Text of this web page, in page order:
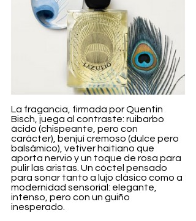
La fragancia, firmada por Quentin
Bisch, juega al contraste: ruibarbo
ácido (chispeante, pero con
carácter), benjuí cremoso (dulce pero
balsámico), vetiver haitiano que
aporta nervio y un toque de rosa para
pulir las aristas. Un cóctel pensado
para sonar tanto a lujo clásico como a
modernidad sensorial: elegante,
intenso, pero con un guiño
inesperado.